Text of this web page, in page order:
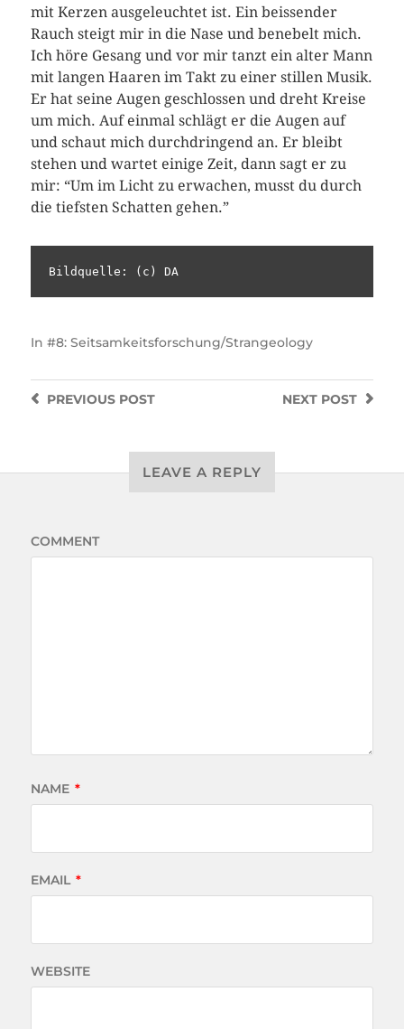
mit Kerzen ausgeleuchtet ist. Ein beissender
Rauch steigt mir in die Nase und benebelt mich.
Ich höre Gesang und vor mir tanzt ein alter Mann
mit langen Haaren im Takt zu einer stillen Musik.
Er hat seine Augen geschlossen und dreht Kreise
um mich. Auf einmal schlägt er die Augen auf
und schaut mich durchdringend an. Er bleibt
stehen und wartet einige Zeit, dann sagt er zu
mir: “Um im Licht zu erwachen, musst du durch
die tiefsten Schatten gehen.”
Bildquelle: (c) DA
In #8: Seitsamkeitsforschung/Strangeology
NEXT POST
PREVIOUSPOST
LEAVE A REPLY
COMMENT
NAME *
EMAIL *
WEBSITE